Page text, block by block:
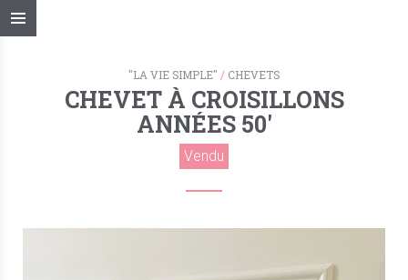
"LA VIE SIMPLE" / CHEVETS
CHEVET À CROISILLONS
ANNÉES 50′
Vendu